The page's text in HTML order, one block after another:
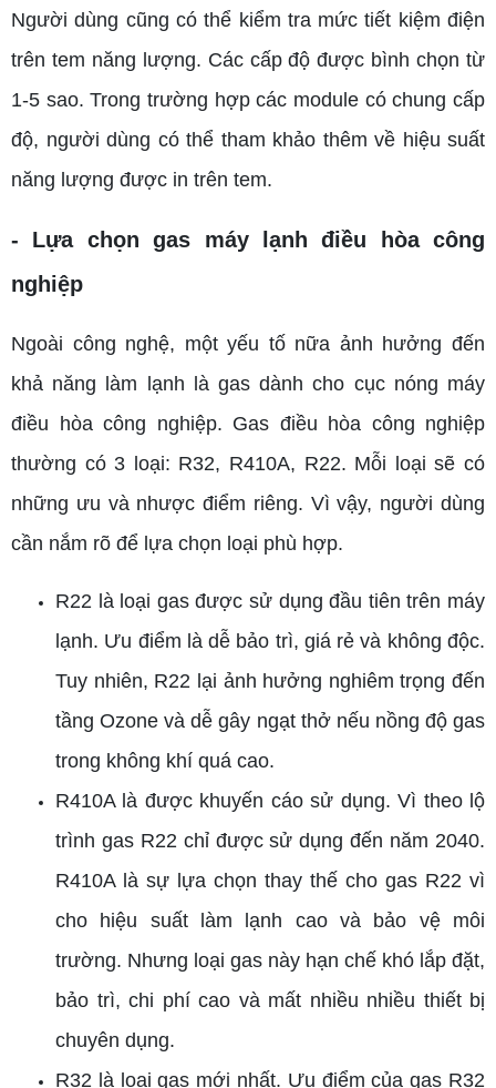
Người dùng cũng có thể kiểm tra mức tiết kiệm điện
trên tem năng lượng. Các cấp độ được bình chọn từ
1-5 sao. Trong trường hợp các module có chung cấp
độ, người dùng có thể tham khảo thêm về hiệu suất
năng lượng được in trên tem.
- Lựa chọn gas máy lạnh điều hòa công
nghiệp
Ngoài công nghệ, một yếu tố nữa ảnh hưởng đến
khả năng làm lạnh là gas dành cho cục nóng máy
điều hòa công nghiệp. Gas điều hòa công nghiệp
thường có 3 loại: R32, R410A, R22. Mỗi loại sẽ có
những ưu và nhược điểm riêng. Vì vậy, người dùng
cần nắm rõ để lựa chọn loại phù hợp.
R22 là loại gas được sử dụng đầu tiên trên máy
lạnh. Ưu điểm là dễ bảo trì, giá rẻ và không độc.
Tuy nhiên, R22 lại ảnh hưởng nghiêm trọng đến
tầng Ozone và dễ gây ngạt thở nếu nồng độ gas
trong không khí quá cao.
R410A là được khuyến cáo sử dụng. Vì theo lộ
trình gas R22 chỉ được sử dụng đến năm 2040.
R410A là sự lựa chọn thay thế cho gas R22 vì
cho hiệu suất làm lạnh cao và bảo vệ môi
trường. Nhưng loại gas này hạn chế khó lắp đặt,
bảo trì, chi phí cao và mất nhiều nhiều thiết bị
chuyên dụng.
R32 là loại gas mới nhất. Ưu điểm của gas R32